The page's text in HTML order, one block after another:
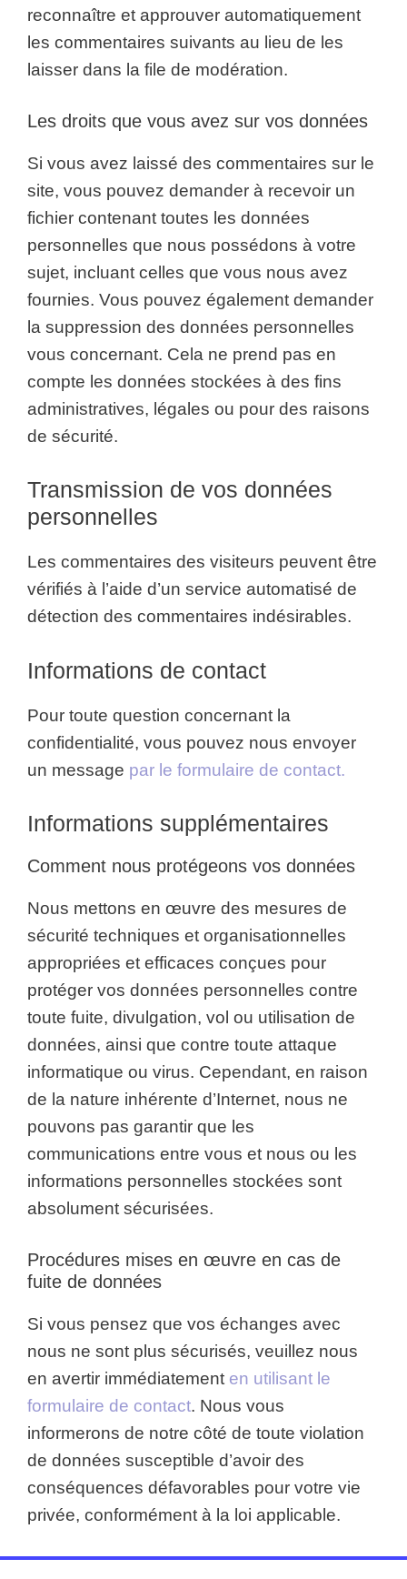
reconnaître et approuver automatiquement
les commentaires suivants au lieu de les
laisser dans la file de modération.
Les droits que vous avez sur vos données
Si vous avez laissé des commentaires sur le
site, vous pouvez demander à recevoir un
fichier contenant toutes les données
personnelles que nous possédons à votre
sujet, incluant celles que vous nous avez
fournies. Vous pouvez également demander
la suppression des données personnelles
vous concernant. Cela ne prend pas en
compte les données stockées à des fins
administratives, légales ou pour des raisons
de sécurité.
Transmission de vos données
personnelles
Les commentaires des visiteurs peuvent être
vérifiés à l’aide d’un service automatisé de
détection des commentaires indésirables.
Informations de contact
Pour toute question concernant la
confidentialité, vous pouvez nous envoyer
un message par le formulaire de contact.
Informations supplémentaires
Comment nous protégeons vos données
Nous mettons en œuvre des mesures de
sécurité techniques et organisationnelles
appropriées et efficaces conçues pour
protéger vos données personnelles contre
toute fuite, divulgation, vol ou utilisation de
données, ainsi que contre toute attaque
informatique ou virus. Cependant, en raison
de la nature inhérente d’Internet, nous ne
pouvons pas garantir que les
communications entre vous et nous ou les
informations personnelles stockées sont
absolument sécurisées.
Procédures mises en œuvre en cas de
fuite de données
Si vous pensez que vos échanges avec
nous ne sont plus sécurisés, veuillez nous
en avertir immédiatement en utilisant le
formulaire de contact. Nous vous
informerons de notre côté de toute violation
de données susceptible d’avoir des
conséquences défavorables pour votre vie
privée, conformément à la loi applicable.